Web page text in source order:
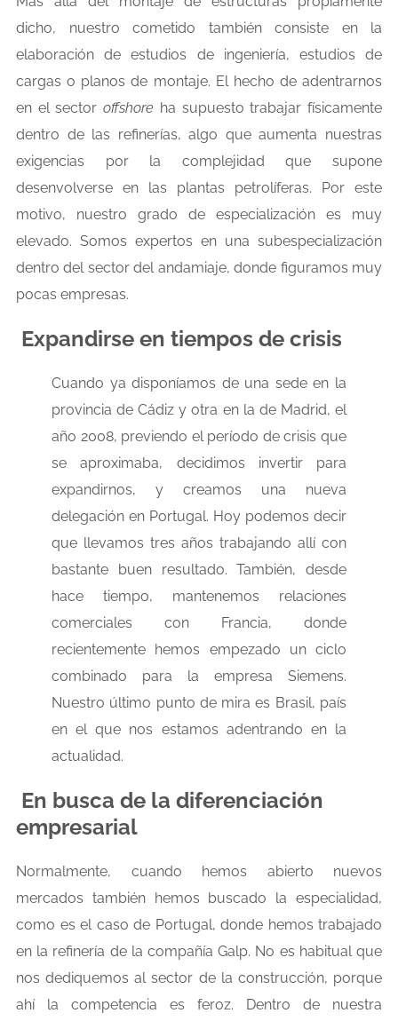
dicho, nuestro cometido también consiste en la
elaboración de estudios de ingeniería, estudios de
cargas o planos de montaje. El hecho de adentrarnos
en el sectoroffshore ha supuesto trabajar físicamente
dentro de las refinerías, algo que aumenta nuestras
exigencias por la complejidad que supone
desenvolverse en las plantas petrolíferas. Por este
motivo, nuestro grado de especialización es muy
elevado. Somos expertos en una subespecialización
dentro del sector del andamiaje, donde figuramos muy
pocas empresas.
Expandirse en tiempos de crisis
Cuando ya disponíamos de una sede en la
provincia de Cádiz y otra en la de Madrid, el
año 2008, previendo el período de crisis que
se aproximaba, decidimos invertir para
expandirnos, y creamos una nueva
delegación en Portugal. Hoy podemos decir
que llevamos tres años trabajando allí con
bastante buen resultado. También, desde
hace tiempo, mantenemos relaciones
comerciales con Francia, donde
recientemente hemos empezado un ciclo
combinado para la empresa Siemens.
Nuestro último punto de mira es Brasil, país
en el que nos estamos adentrando en la
actualidad.
En busca de la diferenciación
empresarial
Normalmente, cuando hemos abierto nuevos
mercados también hemos buscado la especialidad,
como es el caso de Portugal, donde hemos trabajado
en la refinería de la compañía Galp. No es habitual que
nos dediquemos al sector de la construcción, porque
ahí la competencia es feroz. Dentro de nuestra